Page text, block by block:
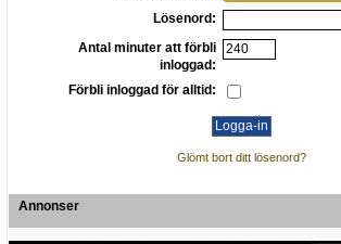
Lösenord:
Antal minuter att förbli
inloggad:
Förbli inloggad för alltid:
Glömt bort ditt lösenord?
Annonser